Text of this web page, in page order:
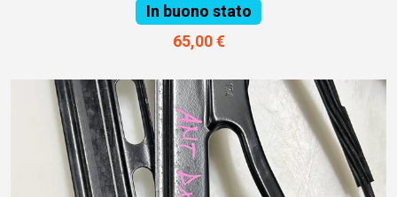
In buono stato
65,00 €